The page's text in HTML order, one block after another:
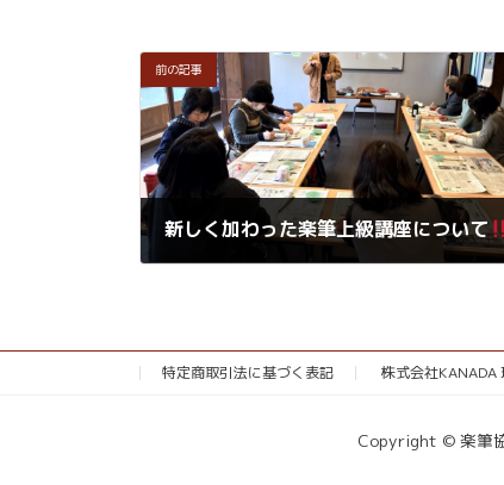
前の記事
新しく加わった楽筆上級講座について
特定商取引法に基づく表記 株式会社KANADA
Copyright © 楽筆